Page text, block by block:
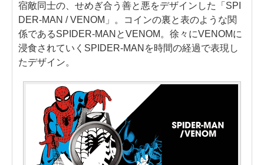
宿敵同士の、せめぎ合う善と悪をデザインした「SPI
DER-MAN / VENOM」。コインの裏と表のような関
係であるSPIDER-MANとVENOM。徐々にVENOMに
浸食されていくSPIDER-MANを時間の経過で表現し
たデザイン。